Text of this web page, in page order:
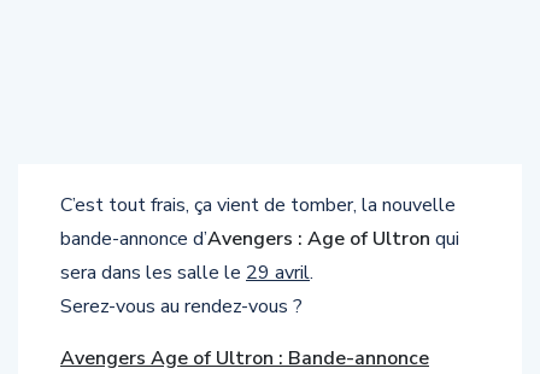
C’est tout frais, ça vient de tomber, la nouvelle
bande-annonce d’Avengers : Age of Ultron qui
sera dans les salle le 29 avril.
Serez-vous au rendez-vous ?
Avengers Age of Ultron : Bande-annonce